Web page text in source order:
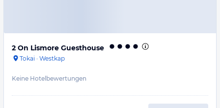
2 On Lismore Guesthouse
Tokai · Westkap
Keine Hotelbewertungen